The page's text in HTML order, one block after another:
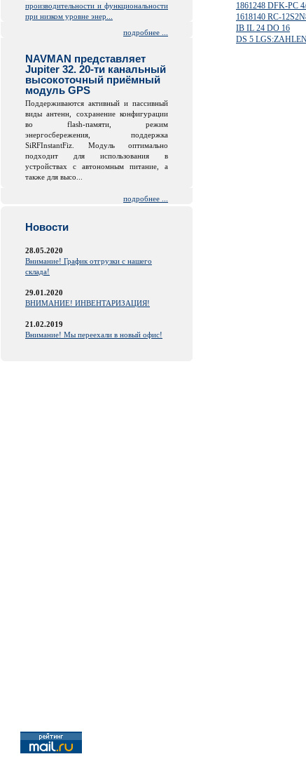
производительности и функциональности
при низком уровне энер...
подробнее ...
NAVMAN представляет
Jupiter 32. 20-ти канальный
высокоточный приёмный
модуль GPS
Поддерживаются активный и пассивный
виды антенн, сохранение конфигурации
во flash-памяти, режим
энергосбережения, поддержка
SiRFInstantFiz. Модуль оптимально
подходит для использования в
устройствах с автономным питание, а
также для высо...
подробнее ...
Новости
28.05.2020
Внимание! График отгрузки с нашего
склада!
29.01.2020
ВНИМАНИЕ! ИНВЕНТАРИЗАЦИЯ!
21.02.2019
Внимание! Мы переехали в новый офис!
1861248 DFK-PC
1618140 RC-
IB IL 24 DO 16
DS 5